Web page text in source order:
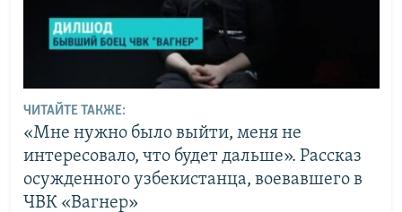
ЧИТАЙТЕ ТАКЖЕ:
«Мне нужно было выйти, меня не
интересовало, что будет дальше». Рассказ
осужденного узбекистанца, воевавшего в
ЧВК «Вагнер»